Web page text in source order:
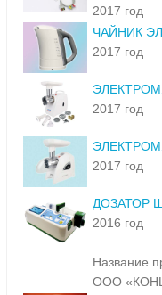
2017 год
ЧАЙНИК
2017 год
2017 год
2017 год
ДОЗАТОР
2016 год
Название
ООО